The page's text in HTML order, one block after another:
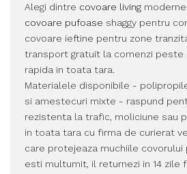
Alegi dintre covoare livingmoderne
covoare pufoase shaggy pentru
covoare ieftine pentru zone
transport gratuit la comenzi peste
rapida in toata tara.
Materialele disponibile -
si amestecuri mixte - raspund
rezistenta la trafic, moliciune sau
in toata tara cu firma de curierat
care protejeaza muchiile covorului
esti multumit, il returnezi in 14 zile